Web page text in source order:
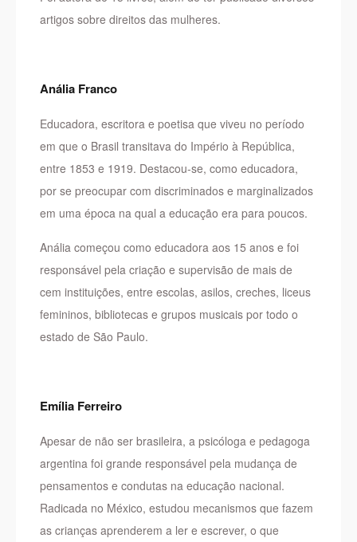
artigos sobre direitos das mulheres.
Anália Franco
Educadora, escritora e poetisa que viveu no período
em que o Brasil transitava do Império à República,
entre 1853 e 1919. Destacou-se, como educadora,
por se preocupar com discriminados e marginalizados
em uma época na qual a educação era para poucos.
Anália começou como educadora aos 15 anos e foi
responsável pela criação e supervisão de mais de
cem instituições, entre escolas, asilos, creches, liceus
femininos, bibliotecas e grupos musicais por todo o
estado de São Paulo.
Emília Ferreiro
Apesar de não ser brasileira, a psicóloga e pedagoga
argentina foi grande responsável pela mudança de
pensamentos e condutas na educação nacional.
Radicada no México, estudou mecanismos que fazem
as crianças aprenderem a ler e escrever, o que